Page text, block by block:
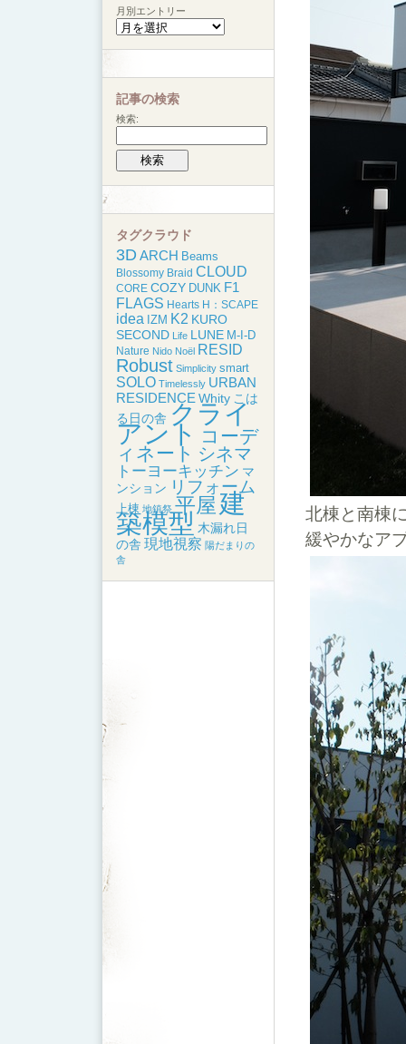
北棟と南棟
緩やかなア
月別エントリー
記事の検索
検索:
タグクラウド
3D ARCH Beams
Blossomy Braid CLOUD
CORE COZY DUNK F1
FLAGS Hearts H：SCAPE
idea IZM K2 KURO
SECOND Life LUNE M-I-D
Nature Nido Noël RESID
Robust Simplicity smart
SOLO Timelessly URBAN
RESIDENCE Whity こは
る日の舎 クライ
アント
コーデ
ィネート シネマ
トーヨーキッチン マ
ンション リフォーム
上棟 地鎮祭 平屋 建
築模型 木漏れ日
の舎 現地視察 陽だまりの
舎